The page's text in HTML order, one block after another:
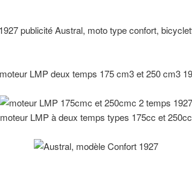
moteur LMP à deux temps types 175cc et 250cc